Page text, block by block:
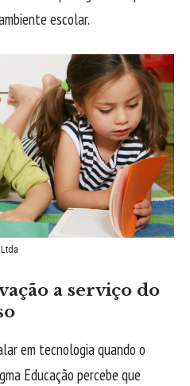
escolar.
a serviço do
em tecnologia quando o
Educação percebe que